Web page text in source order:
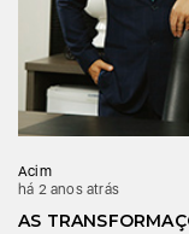
Acim
há 2 anos atrás
AS